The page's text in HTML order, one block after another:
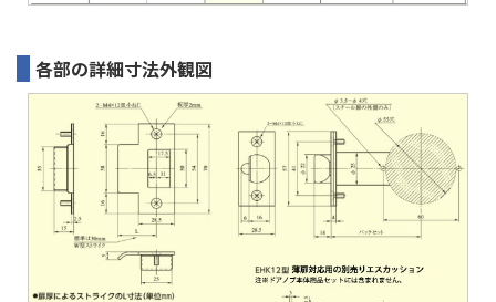
各部の詳細寸法外観図